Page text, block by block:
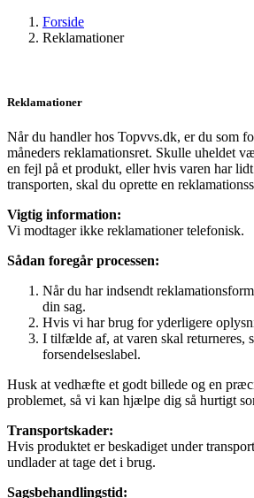
Forside
Reklamationer
Reklamationer
Når du handler hos Topvvs.dk, er du som
måneders reklamationsret. Skulle uheldet
en fejl på et produkt, eller hvis varen har
transporten, skal du oprette en
Vigtig information:
Vi modtager ikke reklamationer telefonisk.
Sådan foregår processen:
Når du har indsendt
din sag.
Hvis vi har brug for yderligere
I tilfælde af, at varen skal returneres,
forsendelseslabel.
Husk at vedhæfte et godt billede og en
problemet, så vi kan hjælpe dig så hurtigt
Transportskader:
Hvis produktet er beskadiget under
undlader at tage det i brug.
Sagsbehandlingstid: